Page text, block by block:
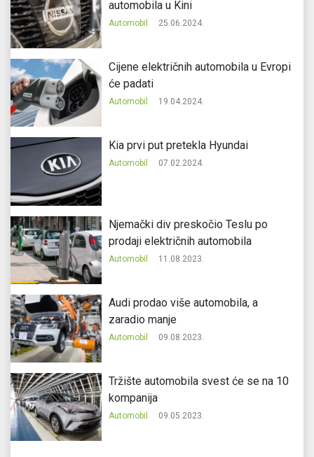
automobila u Kini
Automobil 25.06.2024.
Cijene električnih automobila u Evropi
će padati
Automobil 19.04.2024.
Kia prvi put pretekla Hyundai
Automobil 07.02.2024.
Njemački div preskočio Teslu po
prodaji električnih automobila
Automobil 11.08.2023.
Audi prodao više automobila, a
zaradio manje
Automobil 09.08.2023.
Tržište automobila svest će se na 10
kompanija
Automobil 09.05.2023.